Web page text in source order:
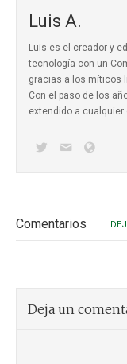
Luis A.
Luis es el creador y
tecnología con un
gracias a los míticos
Con el paso de los
extendido a cualquier
Comentarios
Deja un